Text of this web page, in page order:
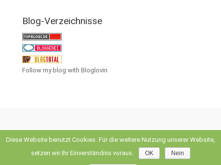
Blog-Verzeichnisse
Follow my blog with Bloglovin
theme by Theme4Press • Powered byWordPress
Diese Website benutzt Cookies. Für die weitere Nutzung unserer Website,
setzen wir Ihr Einverständnis voraus.
OK Nein